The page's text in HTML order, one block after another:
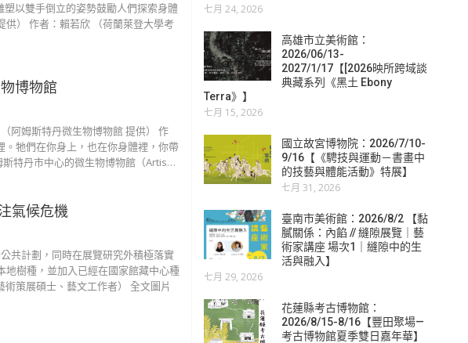
以雙手倒立的姿勢鼓勵人們探索身體
） 作者：賴若欣 （荷蘭萊登大學考
博物館
阿姆斯特丹微生物博物館 提供） 作
牠們在你身上，也在你身體裡，你帶
特丹市中心的微生物博物館（Artis…
氣候危機
共計劃，同時在展覽研究外積極落實
地樹種，並加入已經在國家館藏中心種
策展碩士、藝文工作者） 全文圖片
七月 24, 2026
高雄市立美術館：
2026/06/13-
2027/1/17【[2026映所跨域談
典藏系列《黑土 Ebony
Terra》】
七月 15, 2026
國立故宮博物院：2026/7/10-
9/16【《騁技與運動－書畫中
的技藝與體能活動》特展】
七月 31, 2026
臺南市美術館：2026/8/2 【黏
膩關係：內餡 // 縫隙展覽｜藝
術家講座 場次1｜縫隙中的生
活與融入】
七月 29, 2026
花蓮縣考古博物館：
2026/8/15-8/16【豐田聚場—
考古博物館夏季雙日嘉年華】